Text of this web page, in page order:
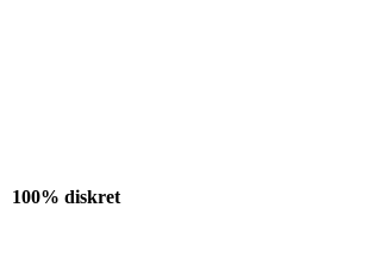
100% diskret